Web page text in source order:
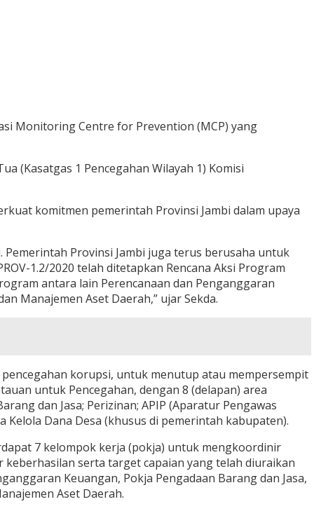
Monitoring Centre for Prevention (MCP) yang
(Kasatgas 1 Pencegahan Wilayah 1) Komisi
komitmen pemerintah Provinsi Jambi dalam upaya
Provinsi Jambi juga terus berusaha untuk
1.2/2020 telah ditetapkan Rencana Aksi Program
antara lain Perencanaan dan Penganggaran
Manajemen Aset Daerah,” ujar Sekda.
korupsi, untuk menutup atau mempersempit
untuk Pencegahan, dengan 8 (delapan) area
dan Jasa; Perizinan; APIP (Aparatur Pengawas
Kelola Dana Desa (khusus di pemerintah kabupaten).
7 kelompok kerja (pokja) untuk mengkoordinir
serta target capaian yang telah diuraikan
Keuangan, Pokja Pengadaan Barang dan Jasa,
Aset Daerah.